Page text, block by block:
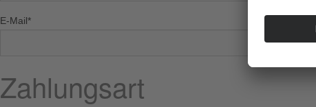
E-Mail*
Zahlungsart